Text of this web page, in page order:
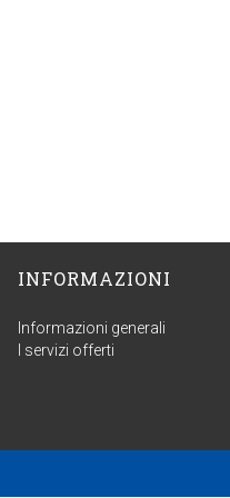
INFORMAZIONI
Informazioni generali
I servizi offerti